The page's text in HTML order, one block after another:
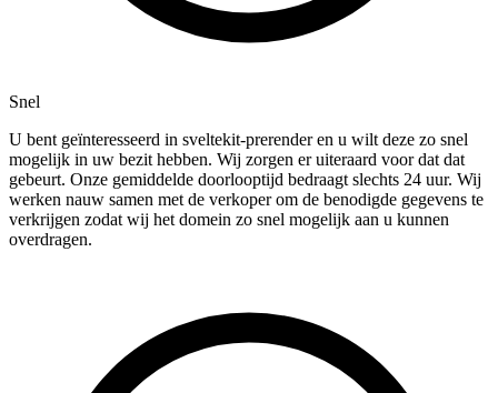
Snel
U bent geïnteresseerd in sveltekit-prerender en u wilt deze zo snel
mogelijk in uw bezit hebben. Wij zorgen er uiteraard voor dat dat
gebeurt. Onze gemiddelde doorlooptijd bedraagt slechts 24 uur. Wij
werken nauw samen met de verkoper om de benodigde gegevens te
verkrijgen zodat wij het domein zo snel mogelijk aan u kunnen
overdragen.